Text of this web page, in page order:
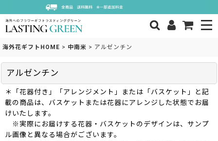
海外花ギフトHOME > 中南米 > アルゼンチン
アルゼンチン
＊「花器付き」「アレンジメント」または「バスケット」と記
載の商品は、バスケットまたは花器にアレンジした状態でお届
けいたします。
※実際にお届けする花器・バスケットのデザインは、サンプ
ル画像と異なる場合がございます。